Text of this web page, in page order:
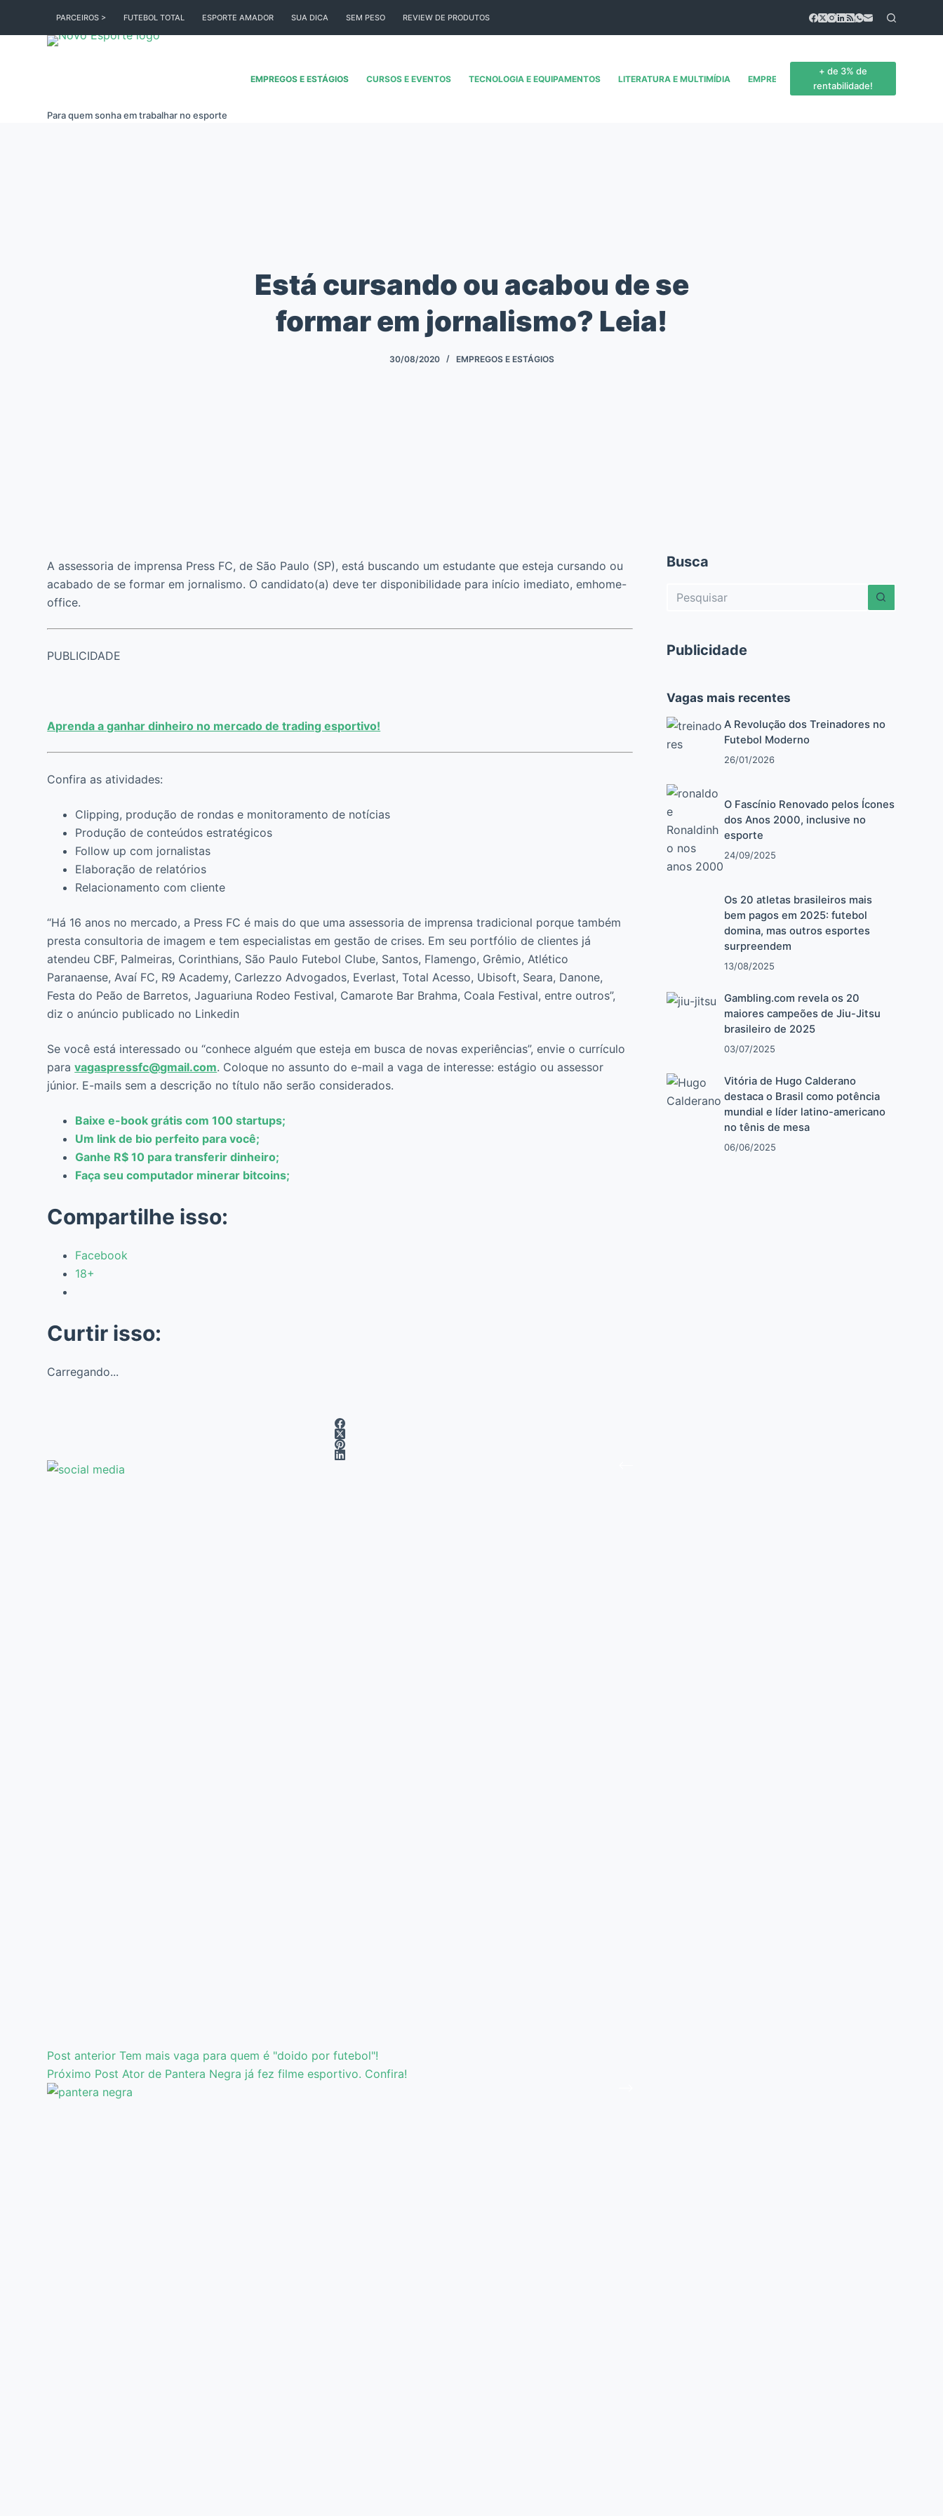
PARCEIROS > FUTEBOL TOTAL ESPORTE AMADOR SUA DICA SEM PESO REVIEW DE PRODUTOS
Para quem sonha em trabalhar no esporte
EMPREGOS E ESTÁGIOS CURSOS E EVENTOS TECNOLOGIA E EQUIPAMENTOS LITERATURA E MULTIMÍDIA EMPREENDEDORISMO
+ de 3% de
rentabilidade!
Está cursando ou acabou de se
formar em jornalismo? Leia!
30/08/2020 EMPREGOS E ESTÁGIOS
A assessoria de imprensa Press FC, de São Paulo (SP), está buscando um estudante que esteja cursando ou
acabado de se formar em jornalismo. O candidato(a) deve ter disponibilidade para início imediato, emhome-
office.
PUBLICIDADE
Aprenda a ganhar dinheiro no mercado de trading esportivo!
Confira as atividades:
Clipping, produção de rondas e monitoramento de notícias
Produção de conteúdos estratégicos
Follow up com jornalistas
Elaboração de relatórios
Relacionamento com cliente
“Há 16 anos no mercado, a Press FC é mais do que uma assessoria de imprensa tradicional porque também
presta consultoria de imagem e tem especialistas em gestão de crises. Em seu portfólio de clientes já
atendeu CBF, Palmeiras, Corinthians, São Paulo Futebol Clube, Santos, Flamengo, Grêmio, Atlético
Paranaense, Avaí FC, R9 Academy, Carlezzo Advogados, Everlast, Total Acesso, Ubisoft, Seara, Danone,
Festa do Peão de Barretos, Jaguariuna Rodeo Festival, Camarote Bar Brahma, Coala Festival, entre outros”,
diz o anúncio publicado no Linkedin
Se você está interessado ou “conhece alguém que esteja em busca de novas experiências”, envie o currículo
paravagaspressfc@gmail.com. Coloque no assunto do e-mail a vaga de interesse: estágio ou assessor
júnior. E-mails sem a descrição no título não serão considerados.
Baixe e-book grátis com 100 startups;
Um link de bio perfeito para você;
Ganhe R$ 10 para transferir dinheiro;
Faça seu computador minerar bitcoins;
Compartilhe isso:
Facebook
18+
Curtir isso:
Carregando...
Post anteriorTem mais vaga para quem é "doido por futebol"!
Próximo Post Ator de Pantera Negra já fez filme esportivo. Confira!
Busca
Sem
Publicidade
Vagas mais recentes
A Revolução dos Treinadores no
Futebol Moderno
26/01/2026
O Fascínio Renovado pelos Ícones
dos Anos 2000, inclusive no
esporte
24/09/2025
Os 20 atletas brasileiros mais
bem pagos em 2025: futebol
domina, mas outros esportes
surpreendem
13/08/2025
Gambling.com revela os 20
maiores campeões de Jiu-Jitsu
brasileiro de 2025
03/07/2025
Vitória de Hugo Calderano
destaca o Brasil como potência
mundial e líder latino-americano
no tênis de mesa
06/06/2025